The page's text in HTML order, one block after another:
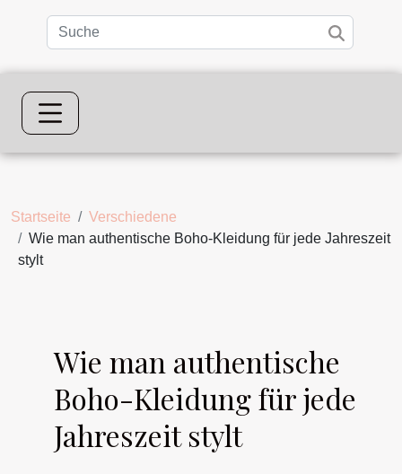
Startseite
Verschiedene
Wie man authentische Boho-Kleidung für jede Jahreszeit
stylt
Wie man authentische
Boho-Kleidung für jede
Jahreszeit stylt